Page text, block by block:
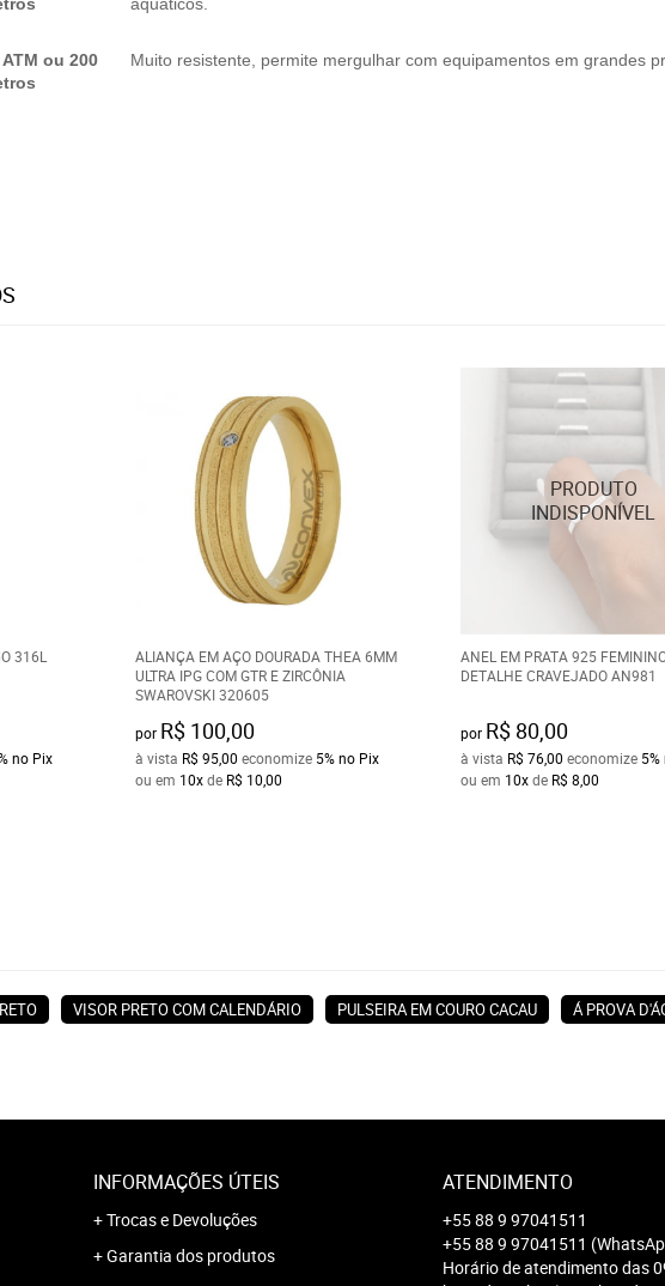
ATM ou 200
Muito resistente, permite mergulhar com equipamentos em grandes
316L
no Pix
ALIANÇA EM AÇO DOURADA THEA 6MM
ULTRA IPG COM GTR E ZIRCÔNIA
SWAROVSKI 320605
por R$ 100,00
à vista R$ 95,00 economize 5% no Pix
ou em 10xde R$ 10,00
ANEL EM PRATA 925
DETALHE CRAVEJADO AN981
por R$ 80,00
à vista R$ 76,00 economize 5%
ou em 10xde R$ 8,00
VISOR PRETO COM CALENDÁRIO PULSEIRA EM COURO CACAU Á PROVA
INFORMAÇÕES ÚTEIS
Trocas e Devoluções
Garantia dos produtos
ATENDIMENTO
+55 88 9 97041511
+55 88 9 97041511
Horário de atendimento das